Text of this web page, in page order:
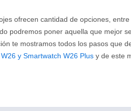
ofrecen cantidad de opciones,
podremos poner aquella que mejor
te mostramos todos los pasos que
y Smartwatch W26 Plus y de este